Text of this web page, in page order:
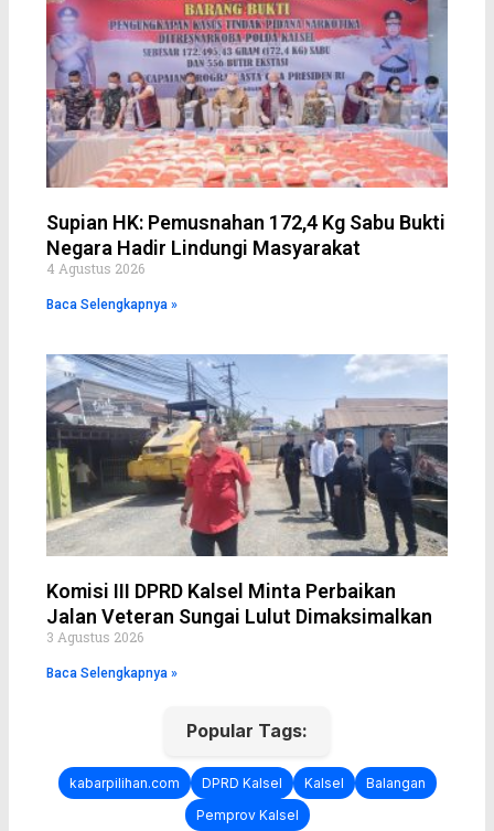
Supian HK: Pemusnahan 172,4 Kg Sabu Bukti
Negara Hadir Lindungi Masyarakat
4 Agustus 2026
Baca Selengkapnya »
Komisi III DPRD Kalsel Minta Perbaikan
Jalan Veteran Sungai Lulut Dimaksimalkan
3 Agustus 2026
Baca Selengkapnya »
Popular Tags:
kabarpilihan.com DPRD Kalsel Kalsel
Balangan
Pemprov Kalsel